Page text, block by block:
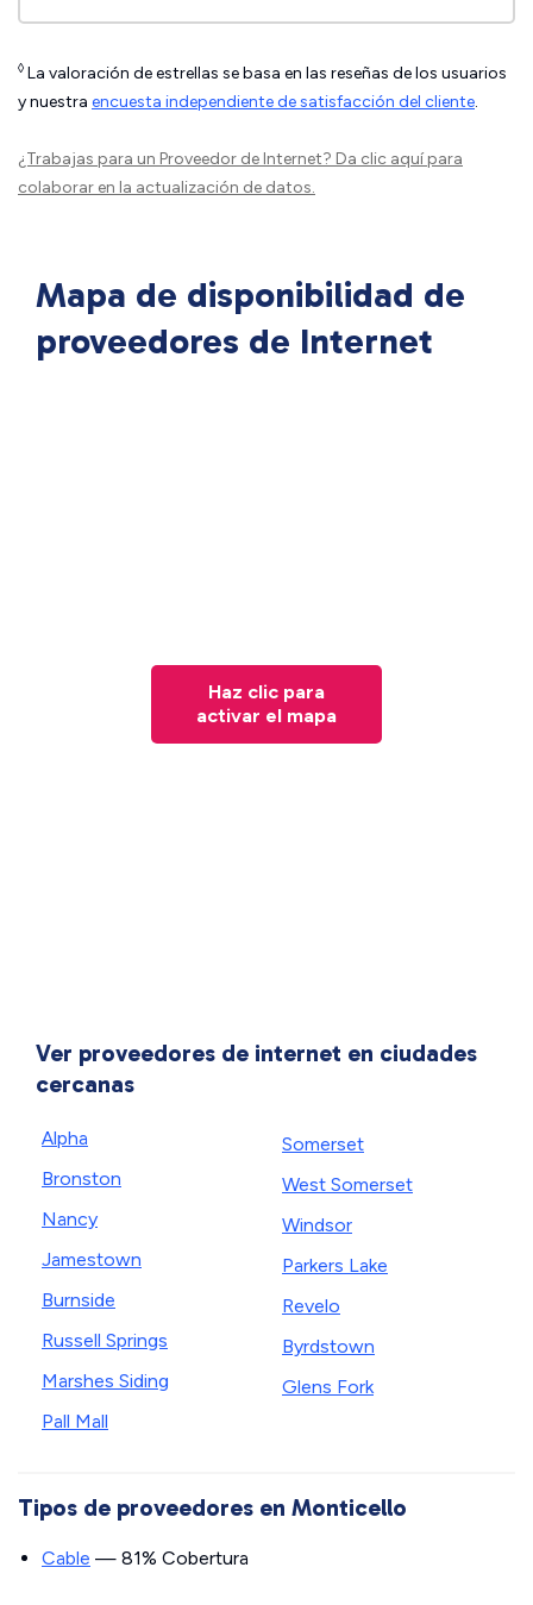
◊ La valoración de estrellas se basa en las reseñas de los usuarios
y nuestra encuesta independiente de satisfacción del cliente.
¿Trabajas para un Proveedor de Internet? Da clic aquípara
colaborar en la actualización de datos.
Mapa de disponibilidad de
proveedores de Internet
Haz clic para
activar el mapa
Ver proveedores de internet en ciudades
cercanas
Alpha
Bronston
Nancy
Jamestown
Burnside
Russell Springs
Marshes Siding
Pall Mall
Somerset
West Somerset
Windsor
Parkers Lake
Revelo
Byrdstown
Glens Fork
Tipos de proveedores en Monticello
Cable — 81% Cobertura